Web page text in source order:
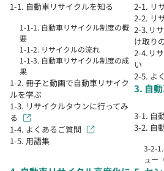
1-1. 自動車リサイクルを知る
1-1-1. 自動車リサイクル制度の概
要
1-1-2. リサイクルの流れ
1-1-3. 自動車リサイクル制度の成
果
1-2. 冊子と動画で自動車リサイク
ルを学ぶ
1-3. リサイクルタウンに行ってみ
る
1-4. よくあるご質問
1-5. 用語集
2-1. リ
2-2. リ
2-3.リ
け取り
2-4.リ
い
2-5. よ
3. 自
3-1. 自
3-2. 自
3-2-
ュー